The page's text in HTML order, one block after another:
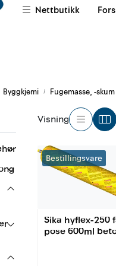
| Leievilkår |
Nettbutikk
Byggkjemi Fugemasse, -skum
Visning
Bestillingsvare
Sika hyflex-250
pose 600ml